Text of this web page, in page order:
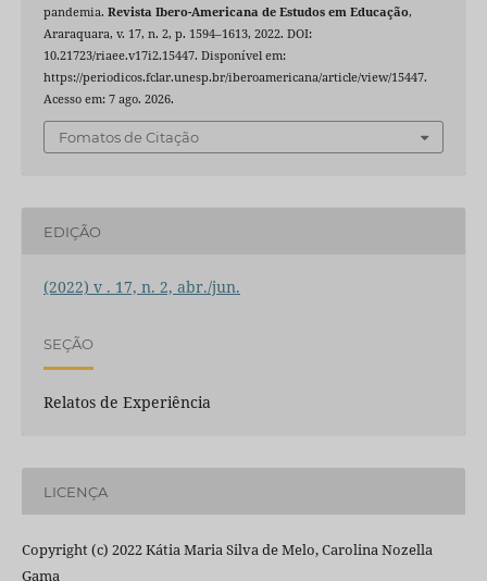
pandemia. Revista Ibero-Americana de Estudos em Educação,
Araraquara, v. 17, n. 2, p. 1594–1613, 2022. DOI:
10.21723/riaee.v17i2.15447. Disponível em:
https://periodicos.fclar.unesp.br/iberoamericana/article/view/15447.
Acesso em: 7 ago. 2026.
Fomatos de Citação
EDIÇÃO
(2022) v . 17, n. 2, abr./jun.
SEÇÃO
Relatos de Experiência
LICENÇA
Copyright (c) 2022 Kátia Maria Silva de Melo, Carolina Nozella
Gama